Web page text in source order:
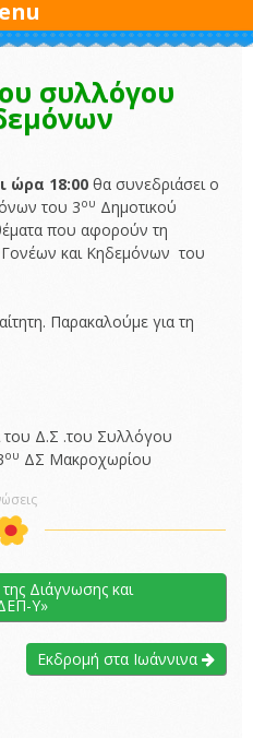
συλλόγου
ώρα 18:00 θα συνεδριάσει ο
του 3ου Δημοτικού
που αφορούν τη
και Κηδεμόνων του
Παρακαλούμε για τη
του Δ.Σ .του Συλλόγου
ου ΔΣ Μακροχωρίου
Διάγνωσης και
Υ»
Eκδρομή στα Ιωάννινα